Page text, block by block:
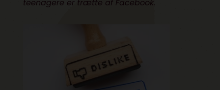
teenagere er trætte af Facebook.